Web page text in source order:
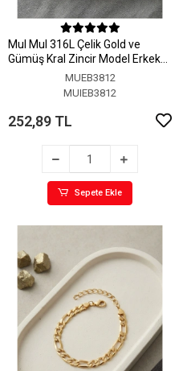
MuI MuI 316L Çelik Gold ve
Gümüş Kral Zincir Model Erkek
MUEB3812
MUIEB3812
252,89 TL
Sepete Ekle